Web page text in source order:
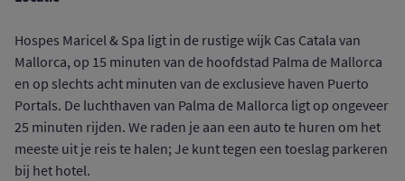
Hospes Maricel & Spa ligt in de rustige wijk Cas Catala van
Mallorca, op 15 minuten van de hoofdstad Palma de Mallorca
en op slechts acht minuten van de exclusieve haven Puerto
Portals. De luchthaven van Palma de Mallorca ligt op ongeveer
25 minuten rijden. We raden je aan een auto te huren om het
meeste uit je reis te halen; Je kunt tegen een toeslag parkeren
bij het hotel.